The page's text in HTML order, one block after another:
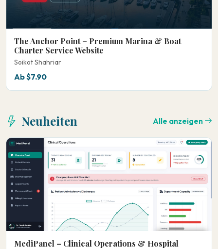
The Anchor Point – Premium Marina & Boat
Charter Service Website
Soikot Shahriar
Ab $7.90
Neuheiten Alle anzeigen
MediPanel – Clinical Operations & Hospital